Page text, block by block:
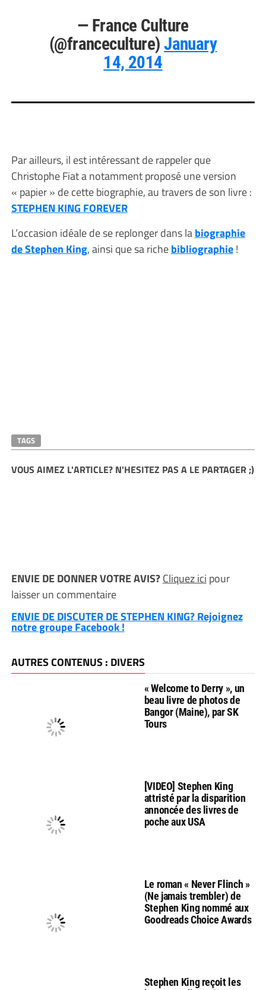
— France Culture
(@franceculture)January
14, 2014
Par ailleurs, il est intéressant de rappeler que
Christophe Fiat a notamment proposé une version
« papier » de cette biographie, au travers de son livre :
STEPHEN KING FOREVER
L’occasion idéale de se replonger dans labiographie
de Stephen King, ainsi que sa richebibliographie!
TAGS
VOUS AIMEZ L'ARTICLE? N'HESITEZ PAS A LE PARTAGER ;)
ENVIE DE DONNER VOTRE AVIS?Cliquez ici pour
laisser un commentaire
ENVIE DE DISCUTER DE STEPHEN KING? Rejoignez
notre groupe Facebook !
AUTRES CONTENUS : DIVERS
« Welcome to Derry », un
beau livre de photos de
Bangor (Maine), par SK
Tours
[VIDEO] Stephen King
attristé par la disparition
annoncée des livres de
poche aux USA
Le roman « Never Flinch »
(Ne jamais trembler) de
Stephen King nommé aux
Goodreads Choice Awards
Stephen King reçoit les